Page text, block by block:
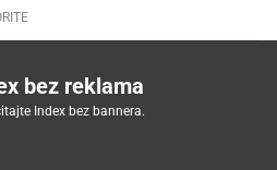
bez reklama
Index bez bannera.